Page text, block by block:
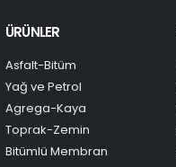
ÜRÜNLER
Asfalt-Bitüm
Yağ ve Petrol
Agrega-Kaya
Toprak-Zemin
Bitümlü Membran